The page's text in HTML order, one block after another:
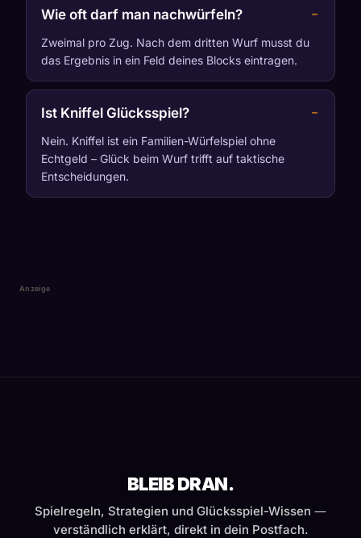
Wie oft darf man nachwürfeln?
Zweimal pro Zug. Nach dem dritten Wurf musst du
das Ergebnis in ein Feld deines Blocks eintragen.
Ist Kniffel Glücksspiel?
Nein. Kniffel ist ein Familien-Würfelspiel ohne
Echtgeld – Glück beim Wurf trifft auf taktische
Entscheidungen.
Anzeige
BLEIB DRAN.
Spielregeln, Strategien und Glücksspiel-Wissen —
verständlich erklärt, direkt in dein Postfach.